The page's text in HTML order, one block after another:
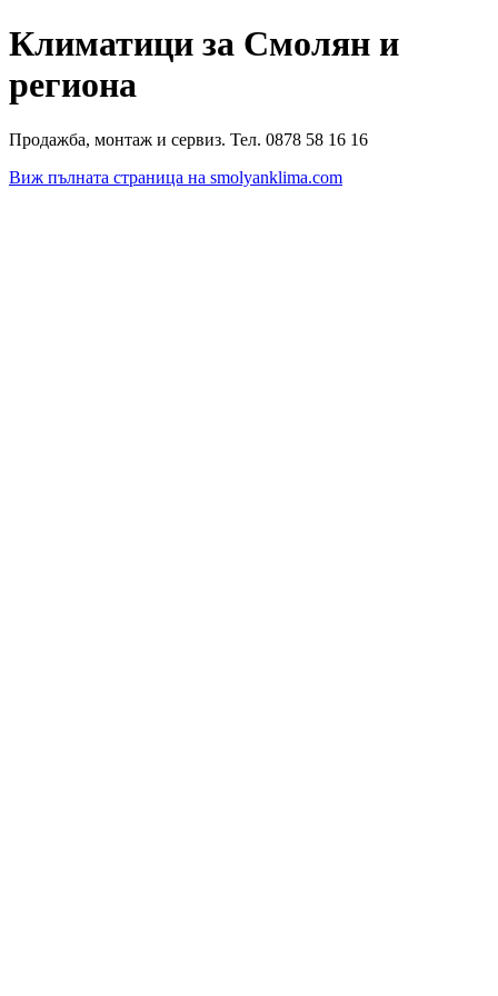
Климатици за Смолян и
региона
Продажба, монтаж и сервиз. Тел. 0878 58 16 16
Виж пълната страница на smolyanklima.com